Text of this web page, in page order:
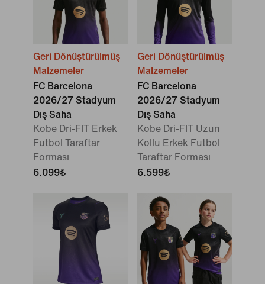
Geri Dönüştürülmüş
Malzemeler
FC Barcelona
2026/27 Stadyum
Dış Saha
Kobe Dri-FIT Erkek
Futbol Taraftar
Forması
6.099₺
Geri Dönüştürülmüş
Malzemeler
FC Barcelona
2026/27 Stadyum
Dış Saha
Kobe Dri-FIT Uzun
Kollu Erkek Futbol
Taraftar Forması
6.599₺